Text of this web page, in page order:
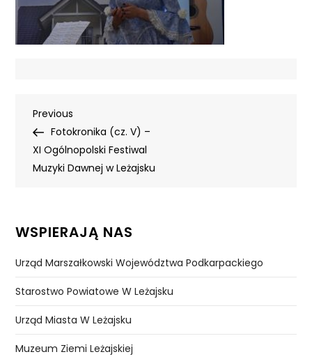
Nawigacja
wpisu
Previous
Post
Previous
Fotokronika (cz. V) –
XI Ogólnopolski Festiwal
Muzyki Dawnej w Leżajsku
WSPIERAJĄ NAS
Urząd Marszałkowski Województwa Podkarpackiego
Starostwo Powiatowe W Leżajsku
Urząd Miasta W Leżajsku
Muzeum Ziemi Leżajskiej